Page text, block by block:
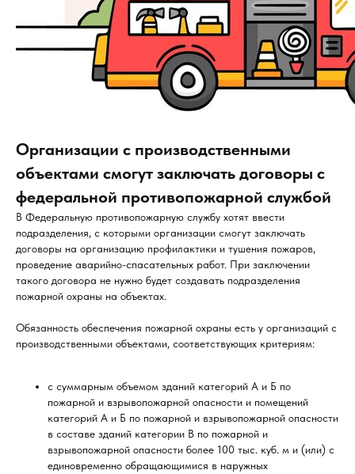
Организации с производственными
объектами смогут заключать договоры с
федеральной противопожарной службой
В Федеральную противопожарную службу хотят ввести
подразделения, с которыми организации смогут заключать
договоры на организацию профилактики и тушения пожаров,
проведение аварийно-спасательных работ. При заключении
такого договора не нужно будет создавать подразделения
пожарной охраны на объектах.
Обязанность обеспечения пожарной охраны есть у организаций с
производственными объектами, соответствующих критериям:
с суммарным объемом зданий категорий А и Б по
пожарной и взрывопожарной опасности и помещений
категорий А и Б по пожарной и взрывопожарной опасности
в составе зданий категории В по пожарной и
взрывопожарной опасности более 100 тыс. куб. м и (или) с
единовременно обращающимися в наружных